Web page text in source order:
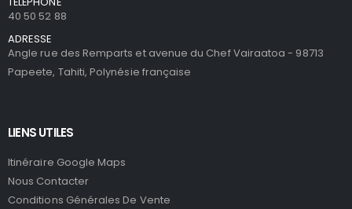
40 50 52 88
ADRESSE
Angle rue des Remparts et avenue du Chef Vairaatoa - 98713
Papeete, Tahiti, Polynésie française
LIENS UTILES
Itinéraire Google Maps
Nous Contacter
Conditions Générales De Vente